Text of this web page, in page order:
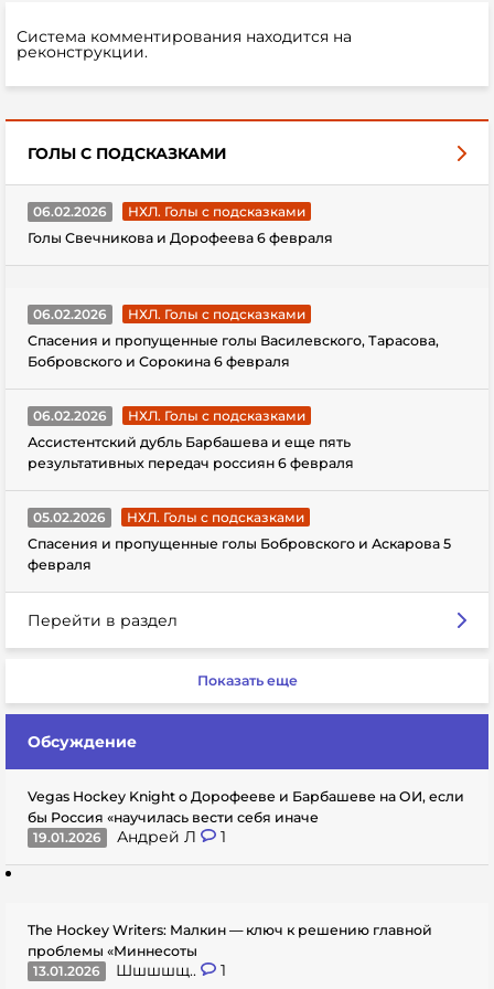
Система комментирования находится на
реконструкции.
ГОЛЫ С ПОДСКАЗКАМИ
06.02.2026
НХЛ. Голы с подсказками
Голы Свечникова и Дорофеева 6 февраля
06.02.2026
НХЛ. Голы с подсказками
Спасения и пропущенные голы Василевского, Тарасова,
Бобровского и Сорокина 6 февраля
06.02.2026
НХЛ. Голы с подсказками
Ассистентский дубль Барбашева и еще пять
результативных передач россиян 6 февраля
05.02.2026
НХЛ. Голы с подсказками
Спасения и пропущенные голы Бобровского и Аскарова 5
февраля
Перейти в раздел
Показать еще
Обсуждение
Vegas Hockey Knight о Дорофееве и Барбашеве на ОИ, если
бы Россия «научилась вести себя иначе
19.01.2026
Андрей Л 1
The Hockey Writers: Малкин — ключ к решению главной
проблемы «Миннесоты
13.01.2026
Шшшшщ.. 1